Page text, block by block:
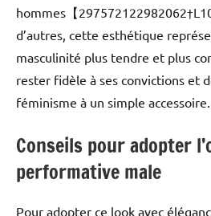
hommes【
d’autres, cette esthétique
masculinité plus tendre et plus
rester fidèle à ses convictions et
féminisme à un simple accessoire.
Conseils pour adopter
performative male
Pour adopter ce look avec